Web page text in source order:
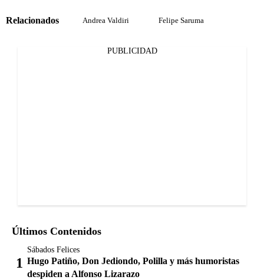
Relacionados Andrea Valdiri Felipe Saruma
PUBLICIDAD
Últimos Contenidos
Sábados Felices
Hugo Patiño, Don Jediondo, Polilla y más humoristas
despiden a Alfonso Lizarazo